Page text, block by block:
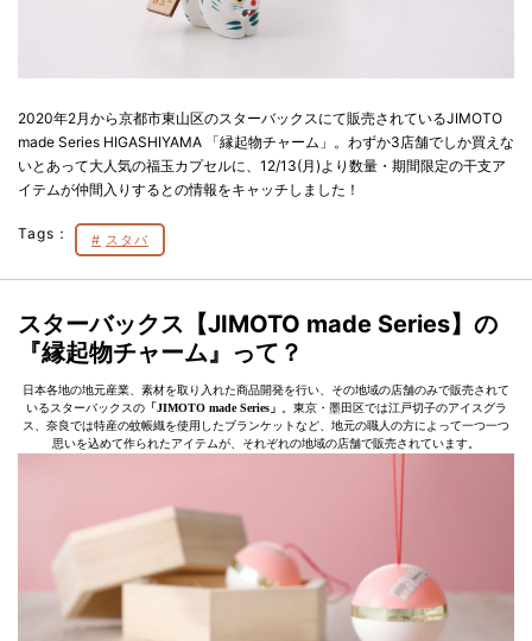
2020年2月から京都市東山区のスターバックスにて販売されているJIMOTO
made Series HIGASHIYAMA 「縁起物チャーム」。わずか3店舗でしか買えな
いとあって大人気の福玉カプセルに、12/13(月)より数量・期間限定の干支ア
イテムが仲間入りするとの情報をキャッチしました！
Tags： スタバ
スターバックス【JIMOTO made Series】の
『縁起物チャーム』って？
日本各地の地元産業、素材を取り入れた商品開発を行い、その地域の店舗のみで販売されて
いるスターバックスの「JIMOTO made Series」
。東京・墨田区では江戸切子のアイスグラ
ス、奈良では特産の蚊帳織を使用したブランケットなど、地元の職人の方によって一つ一つ
思いを込めて作られたアイテムが、それぞれの地域の店舗で販売されています。